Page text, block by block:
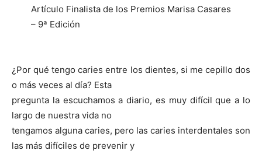
Artículo Finalista de los Premios Marisa Casares
– 9ª Edición
¿Por qué tengo caries entre los dientes, si me cepillo dos
o más veces al día? Esta
pregunta la escuchamos a diario, es muy difícil que a lo
largo de nuestra vida no
tengamos alguna caries, pero las caries interdentales son
las más difíciles de prevenir y